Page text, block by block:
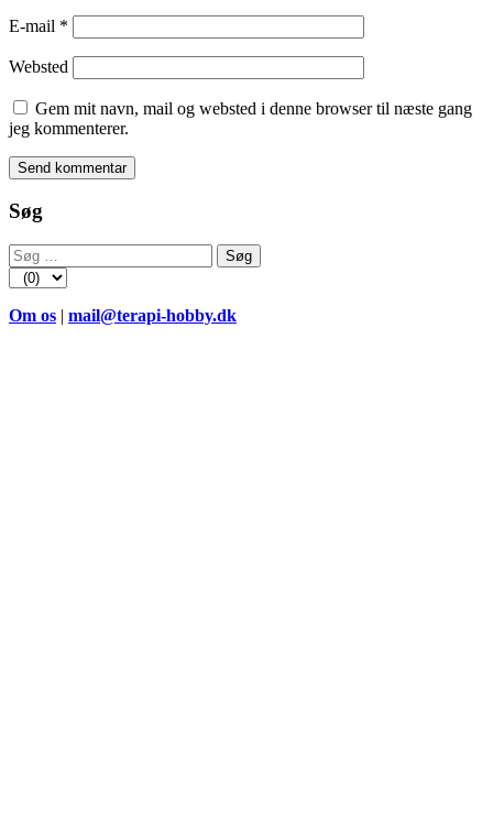
E-mail *
Websted
Gem mit navn, mail og websted i denne browser til næste gang
jeg kommenterer.
Søg
Søg
efter:
Om os | mail@terapi-hobby.dk